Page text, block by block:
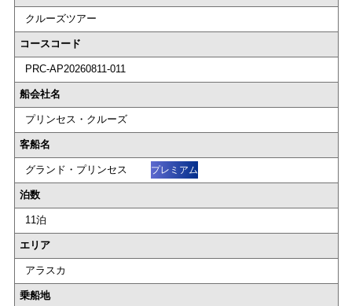
クルーズツアー
コースコード
PRC-AP20260811-011
船会社名
プリンセス・クルーズ
客船名
グランド・プリンセス プレミアム
泊数
11泊
エリア
アラスカ
乗船地